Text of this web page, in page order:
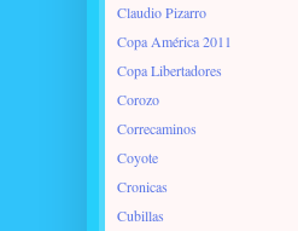
Claudio Pizarro
Copa América 2011
Copa Libertadores
Corozo
Correcaminos
Coyote
Cronicas
Cubillas